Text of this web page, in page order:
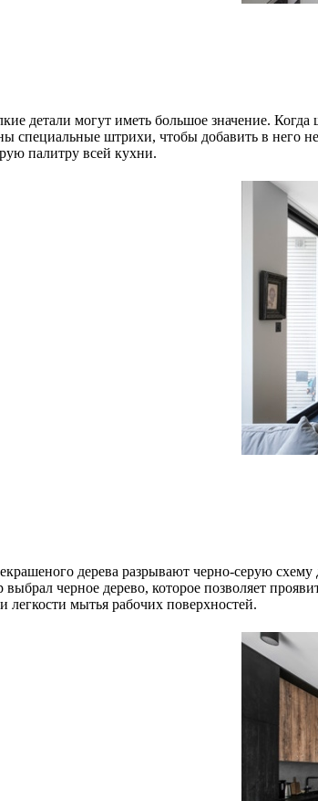
детали могут иметь большое значение.
специальные штрихи, чтобы добавить в него
палитру всей кухни.
дерева разрывают черно-серую
выбрал черное дерево, которое позволяет
легкости мытья рабочих поверхностей.